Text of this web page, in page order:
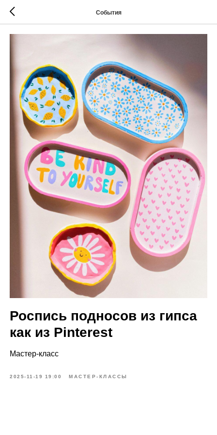
События
Роспись подносов из гипса
как из Pinterest
Мастер-класс
2025-11-19 19:00 МАСТЕР-КЛАССЫ